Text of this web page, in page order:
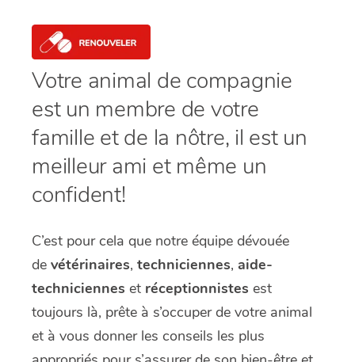
Votre animal de compagnie
est un membre de votre
famille et de la nôtre, il est un
meilleur ami et même un
confident!
C’est pour cela que notre équipe dévouée
de vétérinaires, techniciennes, aide-
techniciennes et réceptionnistes est
toujours là, prête à s’occuper de votre animal
et à vous donner les conseils les plus